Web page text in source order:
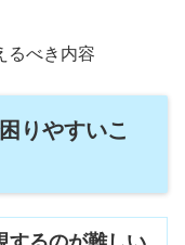
るべき内容
りやすいこ